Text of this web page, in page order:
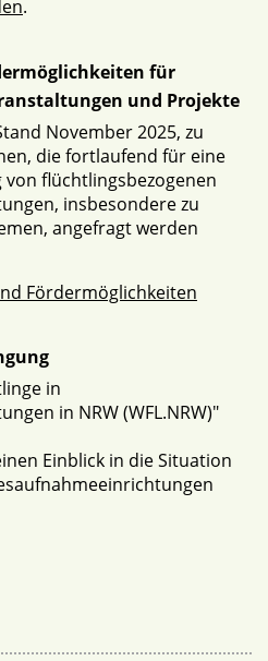
.
für
und Projekte
November 2025, zu
die fortlaufend für eine
flüchtlingsbezogenen
insbesondere zu
angefragt werden
Fördermöglichkeiten
in
in NRW (WFL.NRW)"
Einblick in die Situation